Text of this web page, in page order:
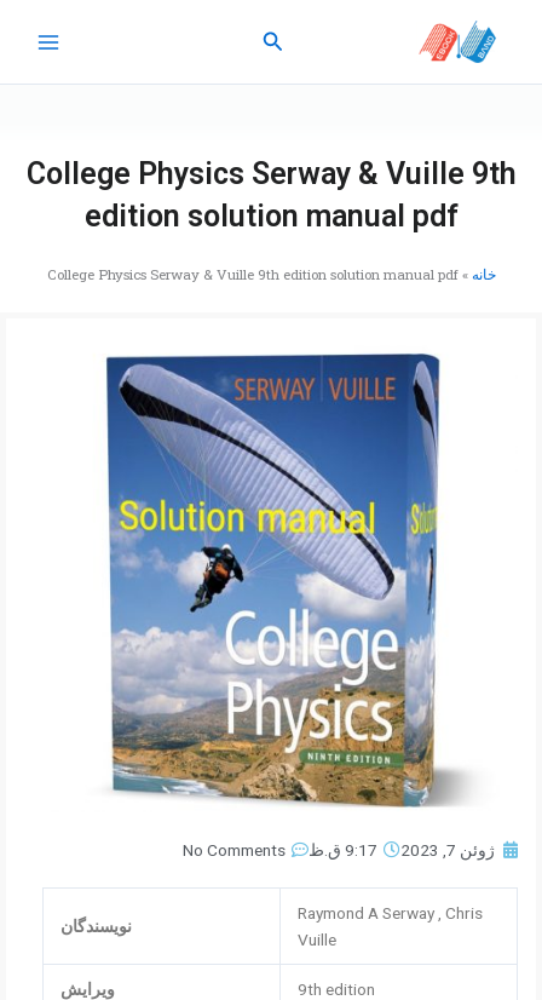
جستجو
College Physics Serway & Vuille 9th
edition solution manual pdf
خانه »
College Physics Serway & Vuille 9th edition solution manual pdf
ژوئن 7, 2023 9:17 ق.ظ No Comments
Raymond A Serway , Chris
Vuille
نویسندگان
9th edition ویرایش